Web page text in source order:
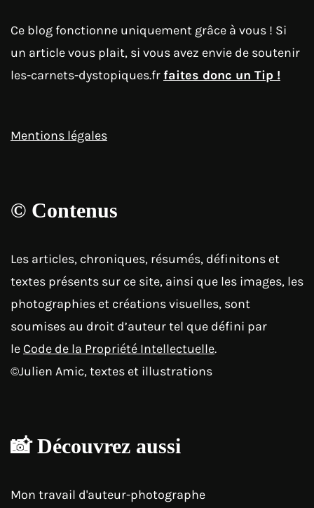
Ce blog fonctionne uniquement grâce à vous ! Si
un article vous plait, si vous avez envie de soutenir
les-carnets-dystopiques.fr faites donc un Tip !
Mentions légales
© Contenus
Les articles, chroniques, résumés, définitons et
textes présents sur ce site, ainsi que les images, les
photographies et créations visuelles, sont
soumises au droit d’auteur tel que défini par
le Code de la Propriété Intellectuelle.
©Julien Amic, textes et illustrations
📸 Découvrez aussi
Mon travail d'auteur-photographe